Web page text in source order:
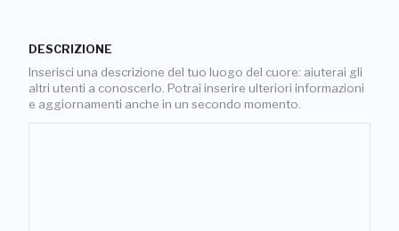
DESCRIZIONE
Inserisci una descrizione del tuo luogo del cuore: aiuterai gli
altri utenti a conoscerlo. Potrai inserire ulteriori informazioni
e aggiornamenti anche in un secondo momento.